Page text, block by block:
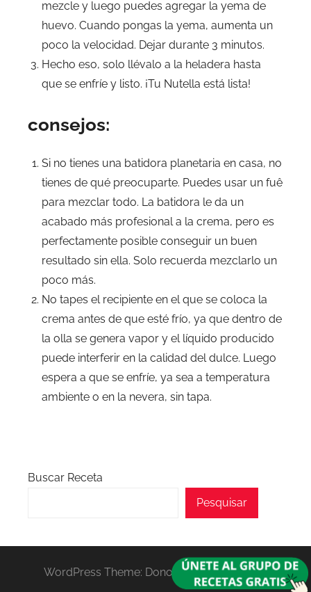
mezcle y luego puedes agregar la yema de
huevo. Cuando pongas la yema, aumenta un
poco la velocidad. Dejar durante 3 minutos.
Hecho eso, solo llévalo a la heladera hasta
que se enfríe y listo. ¡Tu Nutella está lista!
consejos:
Si no tienes una batidora planetaria en casa, no
tienes de qué preocuparte. Puedes usar un fuê
para mezclar todo. La batidora le da un
acabado más profesional a la crema, pero es
perfectamente posible conseguir un buen
resultado sin ella. Solo recuerda mezclarlo un
poco más.
No tapes el recipiente en el que se coloca la
crema antes de que esté frío, ya que dentro de
la olla se genera vapor y el líquido producido
puede interferir en la calidad del dulce. Luego
espera a que se enfríe, ya sea a temperatura
ambiente o en la nevera, sin tapa.
Buscar Receta
Pesquisar
WordPress Theme: Donovan by ThemeZee.